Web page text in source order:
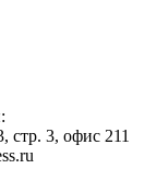
стр. 3, офис 211